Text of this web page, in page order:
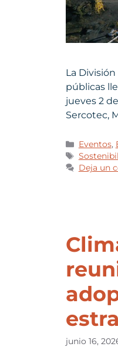
La
públicas
jueves 2
Sercotec,
Eventos,
Deja un
junio 16,